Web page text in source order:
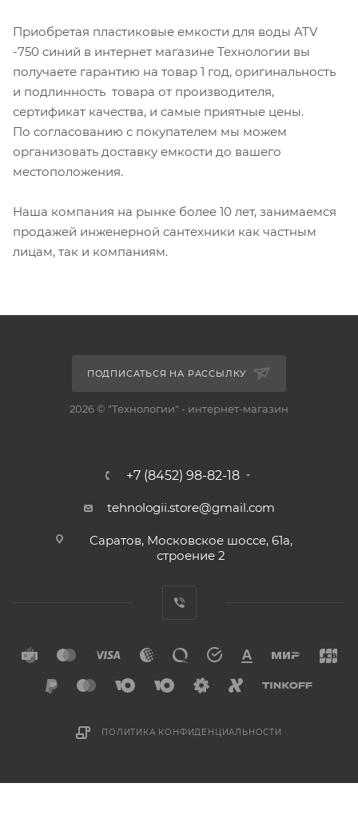
Приобретая пластиковые емкости для воды ATV
-750 синий в интернет магазине Технологии вы
получаете гарантию на товар 1 год, оригинальность
и подлинность товара от производителя,
сертификат качества, и самые приятные цены.
По согласованию с покупателем мы можем
организовать доставку емкости до вашего
местоположения.
Наша компания на рынке более 10 лет, занимаемся
продажей инженерной сантехники как частным
лицам, так и компаниям.
ПОДПИСАТЬСЯ НА РАССЫЛКУ
2026 © "Технологии" - интернет-магазин
+7 (8452) 98-82-18
tehnologii.store@gmail.com
Саратов, Московское шоссе, 61а,
строение 2
ПОЛИТИКА КОНФИДЕНЦИАЛЬНОСТИ